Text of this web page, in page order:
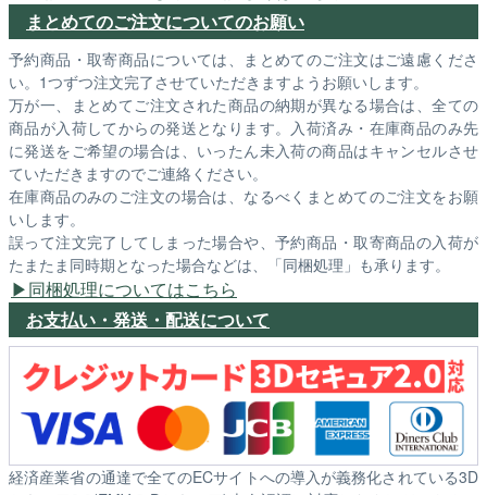
まとめてのご注文についてのお願い
予約商品・取寄商品については、まとめてのご注文はご遠慮くださ
い。1つずつ注文完了させていただきますようお願いします。
万が一、まとめてご注文された商品の納期が異なる場合は、全ての
商品が入荷してからの発送となります。入荷済み・在庫商品のみ先
に発送をご希望の場合は、いったん未入荷の商品はキャンセルさせ
ていただきますのでご連絡ください。
在庫商品のみのご注文の場合は、なるべくまとめてのご注文をお願
いします。
誤って注文完了してしまった場合や、予約商品・取寄商品の入荷が
たまたま同時期となった場合などは、「同梱処理」も承ります。
同梱処理についてはこちら
お支払い・発送・配送について
経済産業省の通達で全てのECサイトへの導入が義務化されている3D